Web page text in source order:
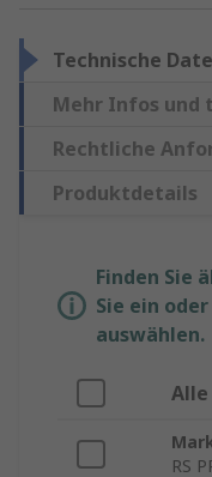
Technische
Mehr Infos und
Rechtliche
Produktdetails
Finden Sie
Sie ein
auswählen.
RS